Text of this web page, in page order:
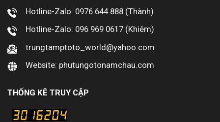
Hotline-Zalo: 0976 644 888 (Thành)
Hotline-Zalo: 096 969 0617 (Khiêm)
trungtamptoto_world@yahoo.com
Website: phutungotonamchau.com
THỐNG KÊ TRUY CẬP